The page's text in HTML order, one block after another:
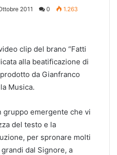
2011 0
1.263
clip del brano “Fatti
alla beatificazione di
da Gianfranco
Musica.
gruppo emergente che vi
del testo e la
per spronare molti
dal Signore, a